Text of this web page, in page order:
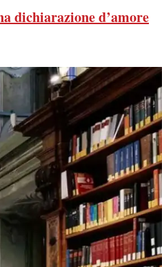
dichiarazione d’amore